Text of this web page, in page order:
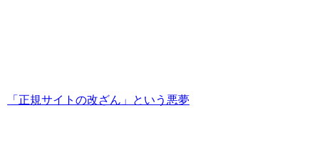
「正規サイトの改ざん」という悪夢